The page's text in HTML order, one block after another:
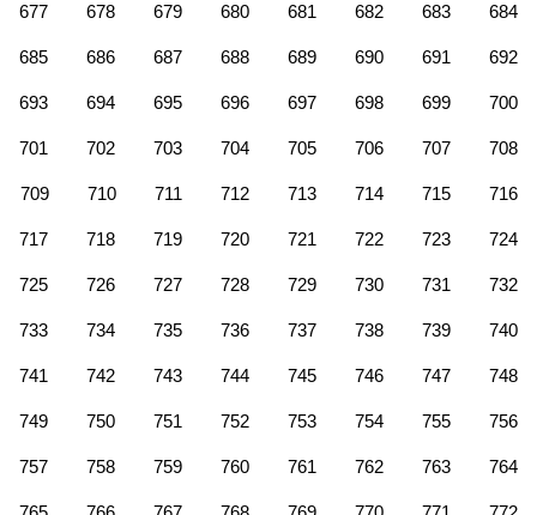
677 678 679 680 681 682 683 684
685 686 687 688 689 690 691 692
693 694 695 696 697 698 699 700
701 702 703 704 705 706 707 708
709 710 711 712 713 714 715 716
717 718 719 720 721 722 723 724
725 726 727 728 729 730 731 732
733 734 735 736 737 738 739 740
741 742 743 744 745 746 747 748
749 750 751 752 753 754 755 756
757 758 759 760 761 762 763 764